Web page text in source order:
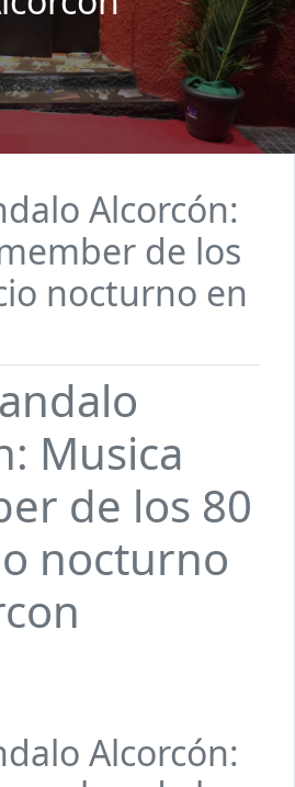
Alcorcón:
de los
nocturno en
Musica
de los 80
nocturno
Alcorcón: